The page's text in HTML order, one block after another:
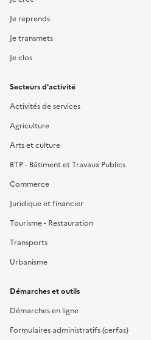
Je reprends
Je transmets
Je clos
Secteurs d'activité
Activités de services
Agriculture
Arts et culture
BTP - Bâtiment et Travaux Publics
Commerce
Juridique et financier
Tourisme - Restauration
Transports
Urbanisme
Démarches et outils
Démarches en ligne
Formulaires administratifs (cerfas)